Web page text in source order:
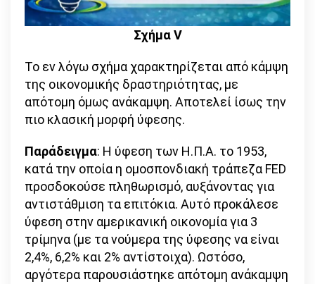
Σχήμα V
Το εν λόγω σχήμα χαρακτηρίζεται από κάμψη
της οικονομικής δραστηριότητας, με
απότομη όμως ανάκαμψη. Αποτελεί ίσως την
πιο κλασική μορφή ύφεσης.
Παράδειγμα: Η ύφεση των Η.Π.Α. το 1953,
κατά την οποία η ομοσπονδιακή τράπεζα FED
προσδοκούσε πληθωρισμό, αυξάνοντας για
αντιστάθμιση τα επιτόκια. Αυτό προκάλεσε
ύφεση στην αμερικανική οικονομία για 3
τρίμηνα (με τα νούμερα της ύφεσης να είναι
2,4%, 6,2% και 2% αντίστοιχα). Ωστόσο,
αργότερα παρουσιάστηκε απότομη ανάκαμψη